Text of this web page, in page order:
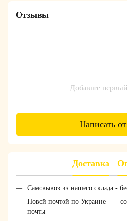
Отзывы
Добавьте
Написать
Доставка
Самовывоз из нашего склада -
Новой почтой по Украине —
почты